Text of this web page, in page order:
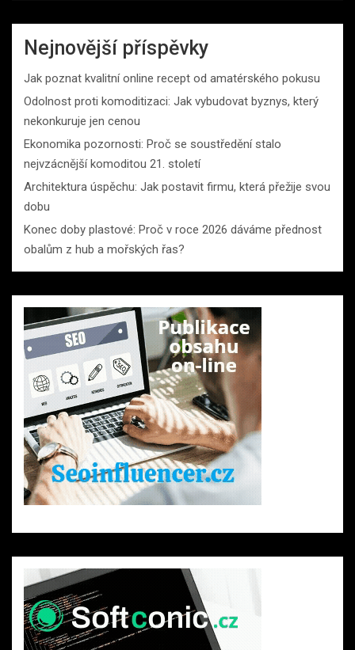
Nejnovější příspěvky
Jak poznat kvalitní online recept od amatérského pokusu
Odolnost proti komoditizaci: Jak vybudovat byznys, který
nekonkuruje jen cenou
Ekonomika pozornosti: Proč se soustředění stalo
nejvzácnější komoditou 21. století
Architektura úspěchu: Jak postavit firmu, která přežije svou
dobu
Konec doby plastové: Proč v roce 2026 dáváme přednost
obalům z hub a mořských řas?